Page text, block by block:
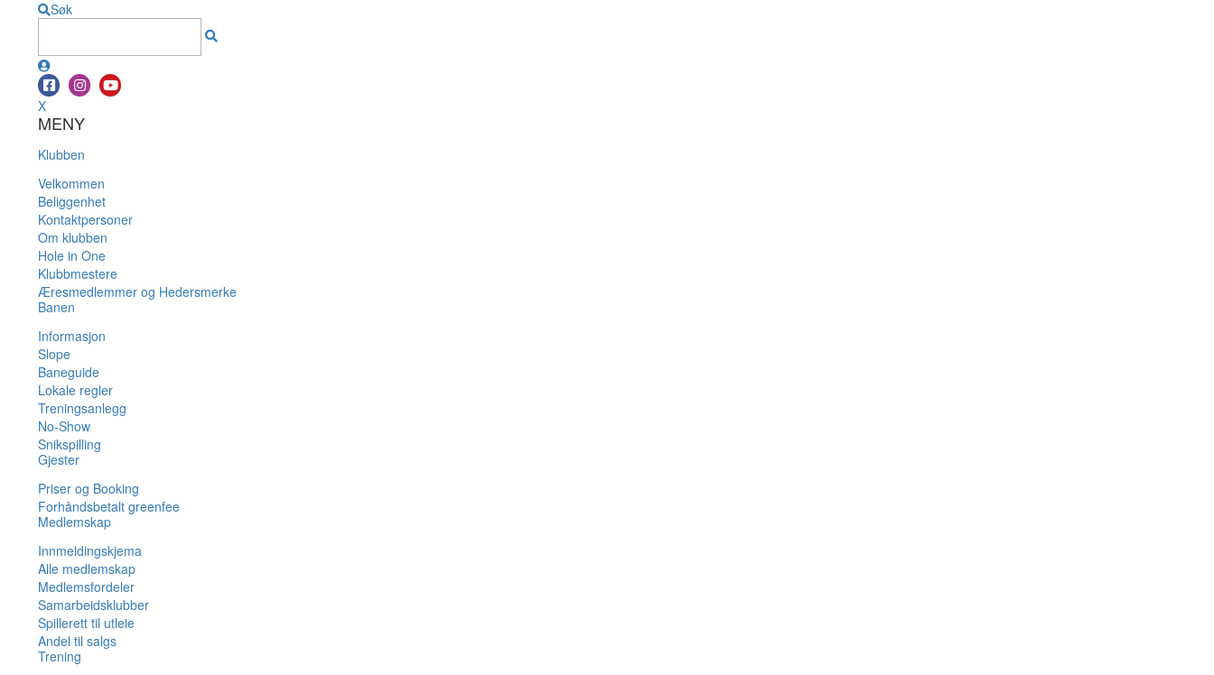
Søk
X
MENY
Klubben
Velkommen
Beliggenhet
Kontaktpersoner
Om klubben
Hole in One
Klubbmestere
Æresmedlemmer og Hedersmerke
Banen
Informasjon
Slope
Baneguide
Lokale regler
Treningsanlegg
No-Show
Snikspilling
Gjester
Priser og Booking
Forhåndsbetalt greenfee
Medlemskap
Innmeldingskjema
Alle medlemskap
Medlemsfordeler
Samarbeidsklubber
Spillerett til utleie
Andel til salgs
Trening